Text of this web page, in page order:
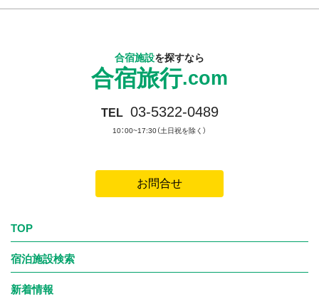
【個人情報の利用目的】
・お申込みいただいた商品･サービスの提供、契約の履行およ
・当社または当社グループ会社および当社の提携する企業の
商品、サービス、キャンペーン等のご案内
・当社商品・サービス等に対するアンケートの依頼
・学生生活に関わる情報（旅行・住まい・アルバイト・就職等）
の提供
なお、上記のほか、当社が運営する大会、各種セミナー、イベ
合宿施設を探すなら
合宿旅行.com
TEL 03-5322-0489
10：00~17:30（土日祝を除く）
お問合せ
TOP
宿泊施設検索
新着情報